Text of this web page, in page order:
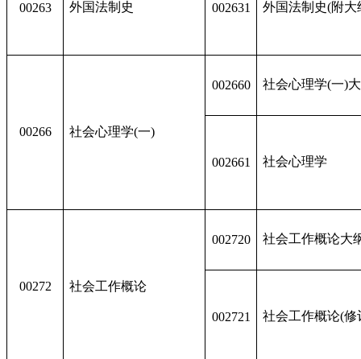
00263 外国法制史 002631 外国法制史(附大
00266 社会心理学(一)
002660 社会心理学(一)
002661 社会心理学
00272 社会工作概论
002720 社会工作概论大
002721 社会工作概论(修